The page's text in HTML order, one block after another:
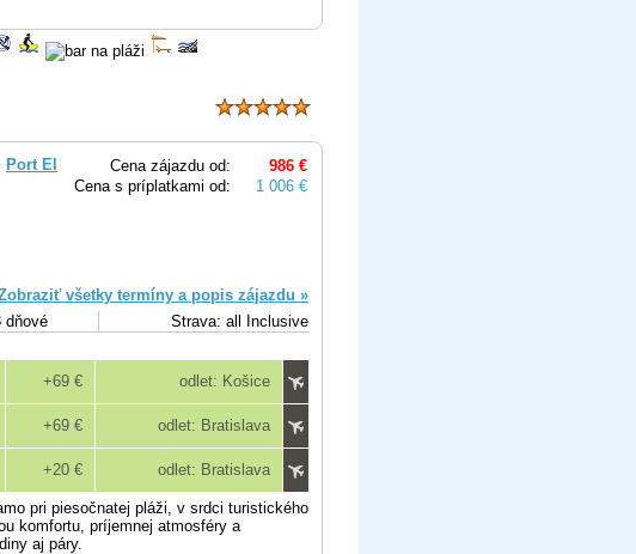
Cena zájazdu od:
986 €
Cena s príplatkami od:
1 006 €
Port El
všetky termíny a popis zájazdu »
dňové
Strava: all Inclusive
+69 € odlet: Košice
+69 € odlet: Bratislava
+20 € odlet: Bratislava
pri piesočnatej pláži, v srdci turistického
komfortu, príjemnej atmosféry a
aj páry.